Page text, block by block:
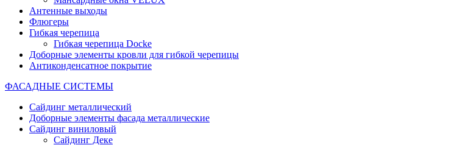
Антенные выходы
Флюгеры
Гибкая черепица
Гибкая черепица Docke
Доборные элементы кровли для гибкой черепицы
Антиконденсатное покрытие
ФАСАДНЫЕ СИСТЕМЫ
Сайдинг металлический
Доборные элементы фасада металлические
Сайдинг виниловый
Сайдинг Деке